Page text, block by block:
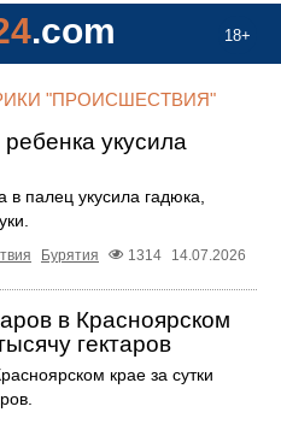
18+
.com
"ПРОИСШЕСТВИЯ"
укусила
в палец укусила гадюка,
Бурятия 1314 14.07.2026
в Красноярском
гектаров
крае за сутки